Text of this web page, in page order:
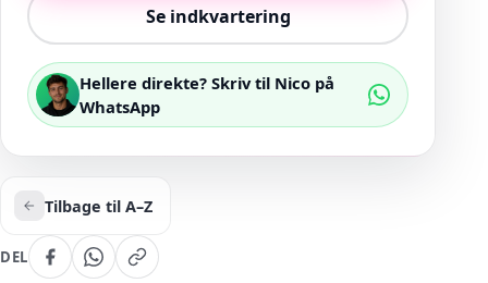
Se indkvartering
Hellere direkte? Skriv til Nico på
WhatsApp
Tilbage til A–Z
DEL